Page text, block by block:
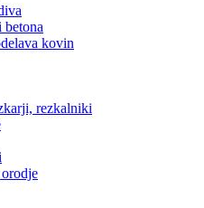
kovin
rezkalniki